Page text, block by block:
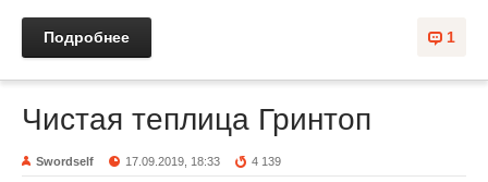
1
Подробнее
Чистая теплица Гринтоп
Swordself 17.09.2019, 18:33 4 139